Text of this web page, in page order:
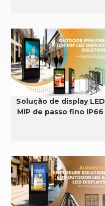
Solução de display LED
MIP de passo fino IP66